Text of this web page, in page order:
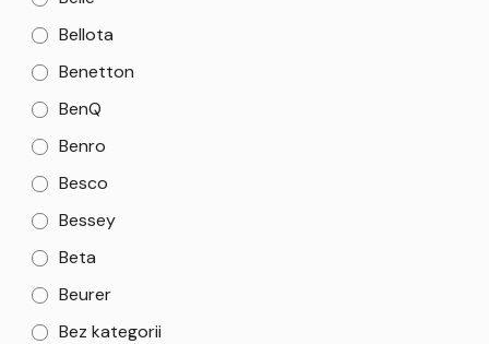
Bellota
Benetton
BenQ
Benro
Besco
Bessey
Beta
Beurer
Bez kategorii